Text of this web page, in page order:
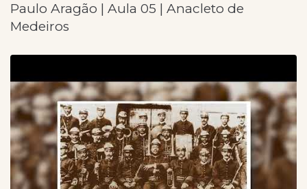
Paulo Aragão | Aula 05 | Anacleto de
Medeiros